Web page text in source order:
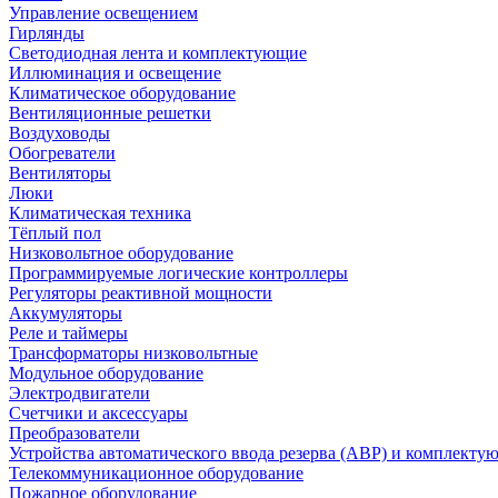
Управление освещением
Гирлянды
Светодиодная лента и комплектующие
Иллюминация и освещение
Климатическое оборудование
Вентиляционные решетки
Воздуховоды
Обогреватели
Вентиляторы
Люки
Климатическая техника
Тёплый пол
Низковольтное оборудование
Программируемые логические контроллеры
Регуляторы реактивной мощности
Аккумуляторы
Реле и таймеры
Трансформаторы низковольтные
Модульное оборудование
Электродвигатели
Счетчики и аксессуары
Преобразователи
Устройства автоматического ввода резерва (АВР) и
Телекоммуникационное оборудование
Пожарное оборудование